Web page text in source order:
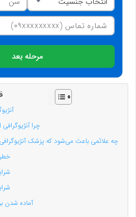
مرحله بعد
چرا
چه علائمی باعث می‌شود که پزشک آنژیوگرافی
آماده شدن